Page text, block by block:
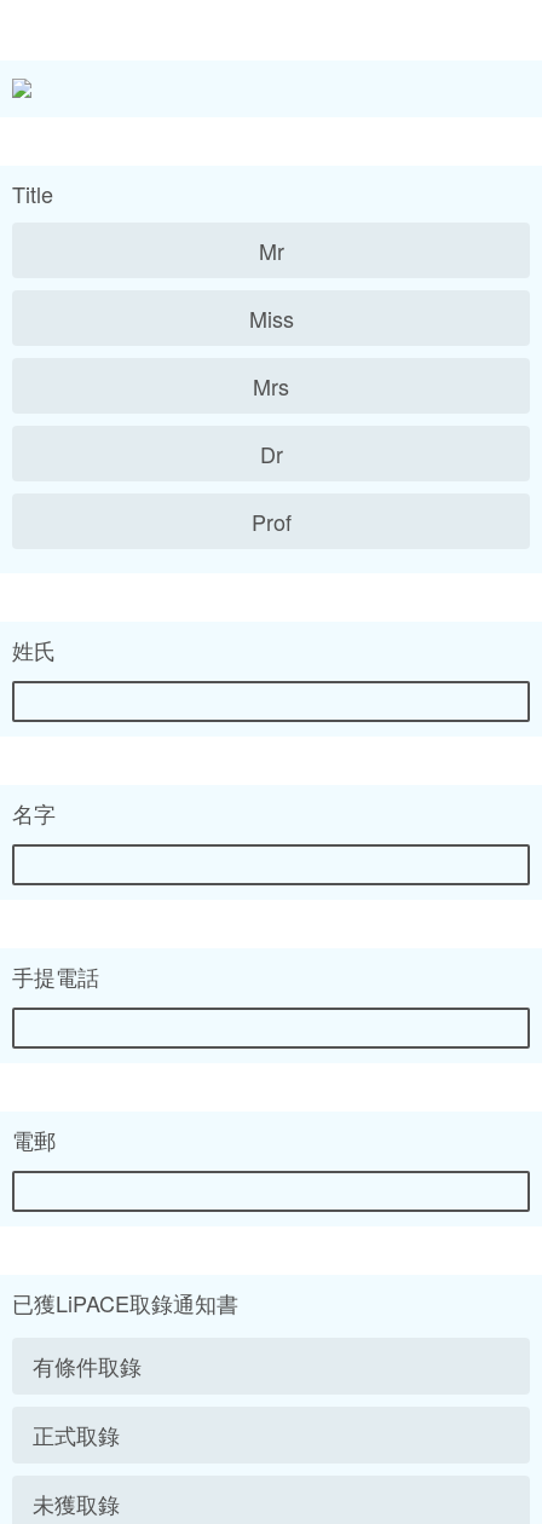
Title
Mr
Miss
Mrs
Dr
Prof
姓氏
名字
手提電話
電郵
已獲LiPACE取錄通知書
有條件取錄
正式取錄
未獲取錄